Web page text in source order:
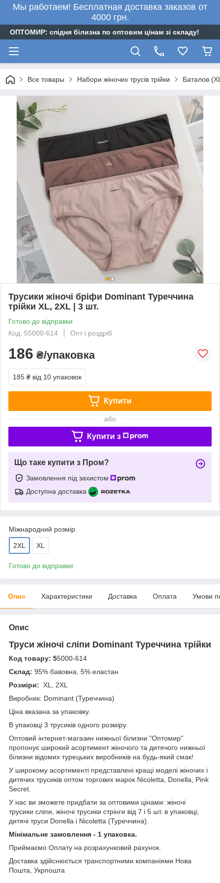
Мы работаем! Бесплатная доставка заказов от
4000 грн.
ОПТОМИР: спідня білизна по оптовим цінам зі складу!
Все товары Набори жіночих трусів трійки Баталов
Трусики жіночі бріфи Dominant Туреччина
трійки XL, 2XL | 3 шт.
Готово до відправки
Код: 55000-614
Опт і роздріб
186 ₴/упаковка
185 ₴ від 10 упаковок
Купити
або
Купити з
Що таке купити з Пром?
Замовлення під захистом
Доступна доставка
Міжнародний розмір
2XL XL
Готово до відправки
Опис Характеристики Доставка Оплата Умови
Опис
Труси жіночі сліпи Dominant Туреччина трійки
Код товару: 55000-614
Склад: 95% бавовна, 5% еластан
Розміри: XL, 2XL
Виробник: Dominant (Туреччина)
Ціна вказана за упаковку.
В упаковці 3 трусиків одного розміру.
Оптовий інтернет-магазин нижньої білизни "Оптомир"
пропонує широкий асортимент жіночого та дитячого нижньої
білизни відомих турецьких виробників на будь-який смак!
У широкому асортименті представлені кращі моделі жіночих і
дитячих трусиків оптом торгових марок Nicoletta, Donella, Pink
Secret.
У нас ви зможете придбати за оптовими цінами: жіночі
трусики сліпи, жіночі трусики стрінги від 7 і 5 шт. в упаковці;
дитячі труси Donella і Nicoletta (Туреччина).
Мінімальне замовлення - 1 упаковка.
Приймаємо Оплату на розрахунковий рахунок.
Доставка здійснюється транспортними компаніями Нова
Пошта, Укрпошта